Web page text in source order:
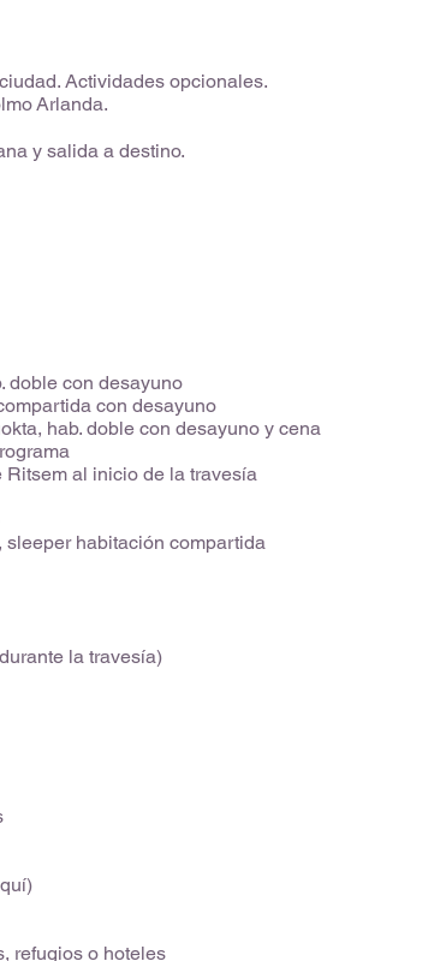
Actividades opcionales.
Arlanda.
y salida a destino.
doble con desayuno
con desayuno
hab. doble con desayuno y cena
Ritsem al inicio de la travesía
sleeper habitación compartida
la travesía)
refugios o hoteles